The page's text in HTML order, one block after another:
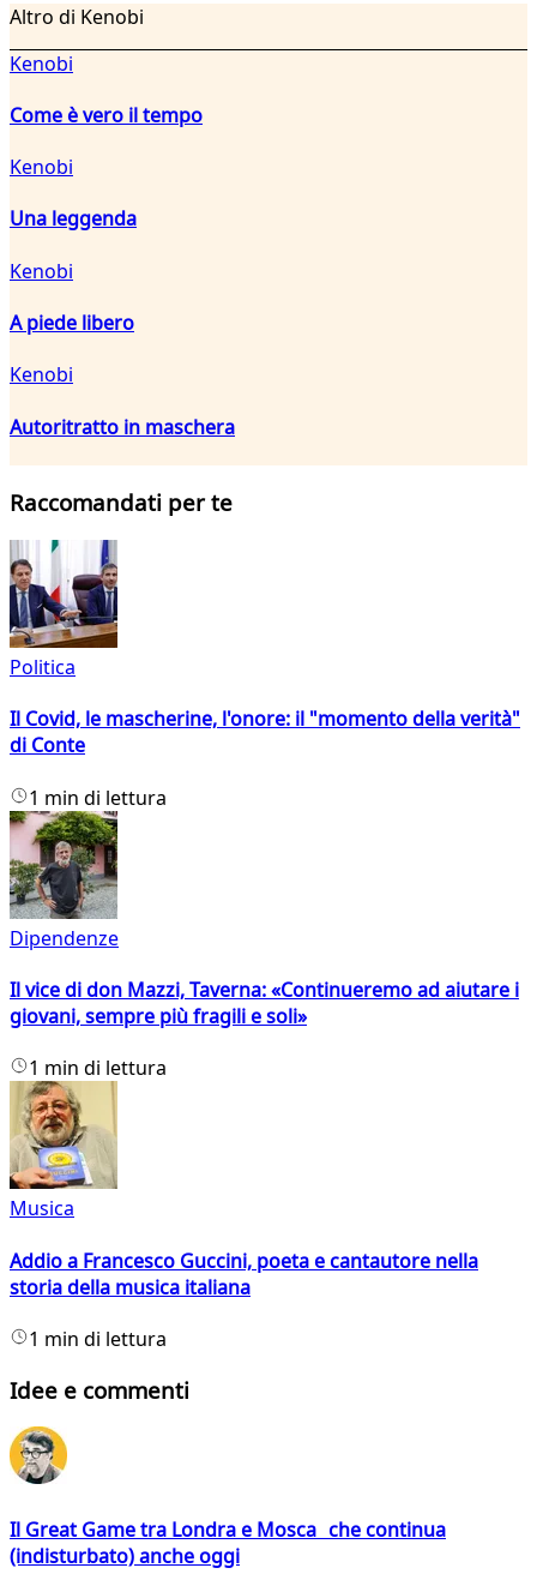
Altro di Kenobi
Kenobi
Come è vero il tempo
Kenobi
Una leggenda
Kenobi
A piede libero
Kenobi
Autoritratto in maschera
Raccomandati per te
Politica
Il Covid, le mascherine, l'onore: il "momento della verità"
di Conte
1 min di lettura
Dipendenze
Il vice di don Mazzi, Taverna: «Continueremo ad aiutare i
giovani, sempre più fragili e soli»
1 min di lettura
Musica
Addio a Francesco Guccini, poeta e cantautore nella
storia della musica italiana
1 min di lettura
Idee e commenti
Il Great Game tra Londra e Mosca che continua
(indisturbato) anche oggi